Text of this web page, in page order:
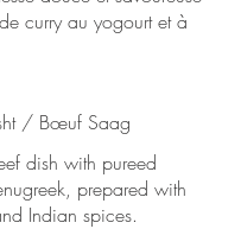
curry au yogourt et à
/ Bœuf Saag
dish with pureed
prepared with
Indian spices.